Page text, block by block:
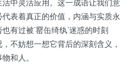
中灵活应用。这一成语让我们意
表着真正的价值，内涵与实质永
有过被‘罂缶绮纨’迷惑的时刻
不妨想一想它背后的深刻含义，
和人。